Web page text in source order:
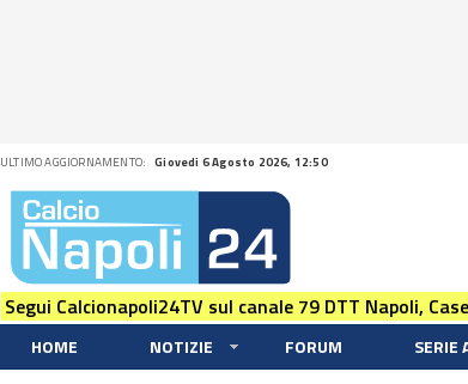
ULTIMO AGGIORNAMENTO: Giovedi 6 Agosto 2026, 12:50
Segui Calcionapoli24TV sul canale 79 DTT Napoli,
HOME NOTIZIE FORUM SERIE